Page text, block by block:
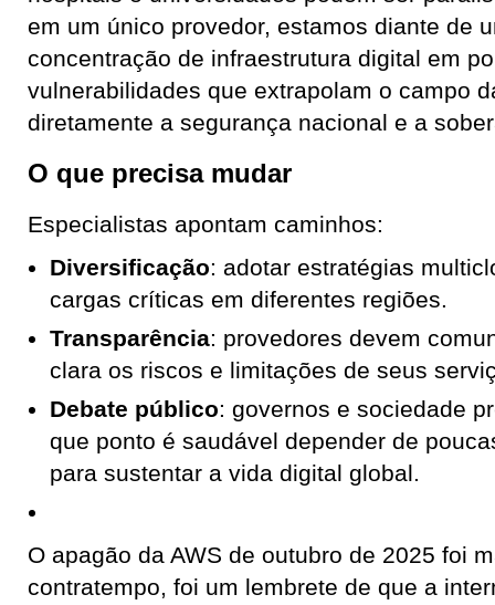
em um único provedor, estamos diante de
concentração de infraestrutura digital em
vulnerabilidades que extrapolam o campo
diretamente a segurança nacional e a
O que precisa mudar
Especialistas apontam caminhos:
Diversificação: adotar estratégias
cargas críticas em diferentes regiões.
Transparência: provedores devem
clara os riscos e limitações de seus
Debate público: governos e sociedade
que ponto é saudável depender de
para sustentar a vida digital global.
O apagão da AWS de outubro de 2025 foi
contratempo, foi um lembrete de que a